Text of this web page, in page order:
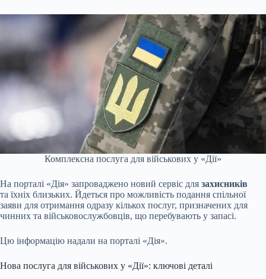
Комплексна послуга для військових у «Дії»
На порталі «Дія» запроваджено новий сервіс для захисників
та їхніх близьких. Йдеться про можливість подання спільної
заяви для отримання одразу кількох послуг, призначених для
чинних та військовослужбовців, що перебувають у запасі.
Цю інформацію надали на порталі «Дія».
Нова послуга для військових у «Дії»: ключові деталі